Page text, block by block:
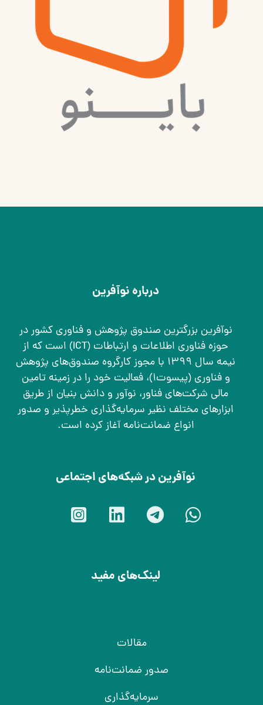
درباره نوآفرین
نوآفرین بزرگترین صندوق پژوهش و فناوری کشور در
حوزه فناوری اطلاعات و ارتباطات (ICT) است که از
نیمه سال ۱۳۹۹ با مجوز کارگروه صندوق‌های پژوهش
و فناوری (پیسوت۱)، فعالیت خود را در زمینه تامین
مالی شرکت‌های فناور، نوآور و دانش بنیان از طریق
ابزارهای مختلف نظیر سرمایه‌گذاری خطرپذیر و صدور
انواع ضمانت‌نامه آغاز کرده است.
نوآفرین در شبکه‌های اجتماعی
شبکه های اجتماعی
لینک‌های مفید
مقالات
صدور ضمانت‌نامه
سرمایه‌گذاری